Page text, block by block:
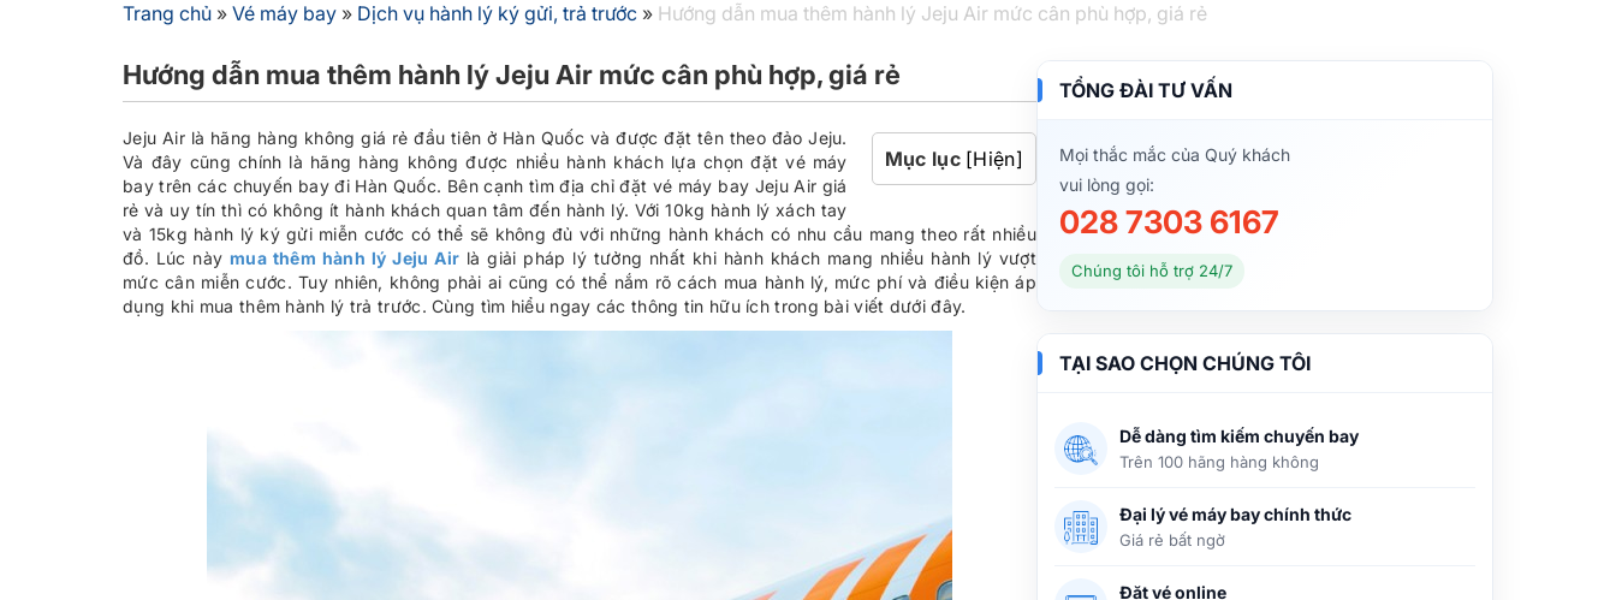
Trang chủ » Vé máy bay » Dịch vụ hành lý ký gửi, trả trước » Hướng dẫn mua thêm hành lý Jeju Air mức cân phù hợp, giá rẻ
Hướng dẫn mua thêm hành lý Jeju Air mức cân phù hợp, giá rẻ
Mục lục [Hiện]
Jeju Air là hãng hàng không giá rẻ đầu tiên ở Hàn Quốc và được đặt tên theo đảo Jeju.
Và đây cũng chính là hãng hàng không được nhiều hành khách lựa chọn đặt vé máy
bay trên các chuyến bay đi Hàn Quốc. Bên cạnh tìm địa chỉ đặt vé máy bay Jeju Air giá
rẻ và uy tín thì có không ít hành khách quan tâm đến hành lý. Với 10kg hành lý xách tay
và 15kg hành lý ký gửi miễn cước có thể sẽ không đủ với những hành khách có nhu cầu mang theo rất nhiều
đồ. Lúc nàymua thêm hành lý Jeju Air là giải pháp lý tưởng nhất khi hành khách mang nhiều hành lý vượt
mức cân miễn cước. Tuy nhiên, không phải ai cũng có thể nắm rõ cách mua hành lý, mức phí và điều kiện áp
dụng khi mua thêm hành lý trả trước. Cùng tìm hiểu ngay các thông tin hữu ích trong bài viết dưới đây.
TỔNG ĐÀI TƯ VẤN
Mọi thắc mắc của Quý khách
vui lòng gọi:
028 7303 6167
Chúng tôi hỗ trợ 24/7
TẠI SAO CHỌN CHÚNG TÔI
Dễ dàng tìm kiếm chuyến bay
Trên 100 hãng hàng không
Đại lý vé máy bay chính thức
Giá rẻ bất ngờ
Đặt vé online